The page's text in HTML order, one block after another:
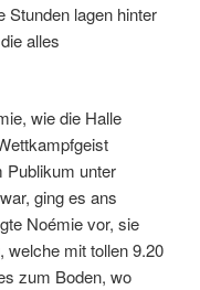
Stunden lagen hinter
alles
wie die Halle
Publikum unter
ging es ans
Noémie vor, sie
welche mit tollen 9.20
zum Boden, wo